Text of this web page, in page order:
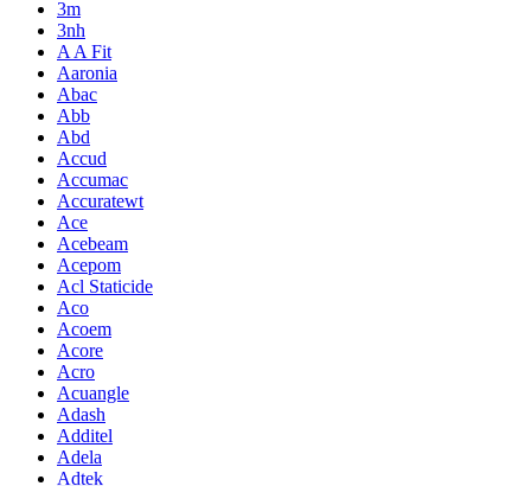
3m
3nh
A A Fit
Aaronia
Abac
Abb
Abd
Accud
Accumac
Accuratewt
Ace
Acebeam
Acepom
Acl Staticide
Aco
Acoem
Acore
Acro
Acuangle
Adash
Additel
Adela
Adtek